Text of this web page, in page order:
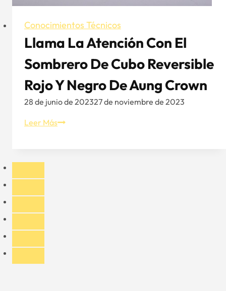
Conocimientos Técnicos
Llama La Atención Con El
Sombrero De Cubo Reversible
Rojo Y Negro De Aung Crown
28 de junio de 202327 de noviembre de 2023
Leer MásLlama